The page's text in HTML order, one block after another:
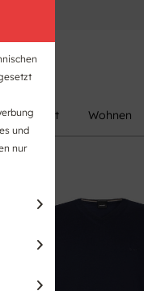
Sport Wohnen
und
nur